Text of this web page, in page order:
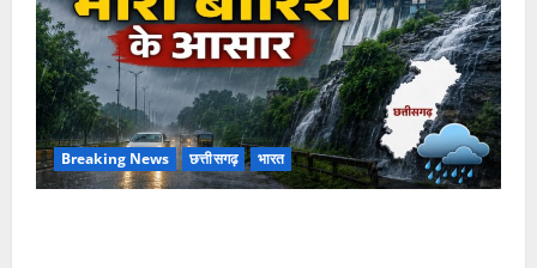
Breaking News छत्तीसगढ़ भारत